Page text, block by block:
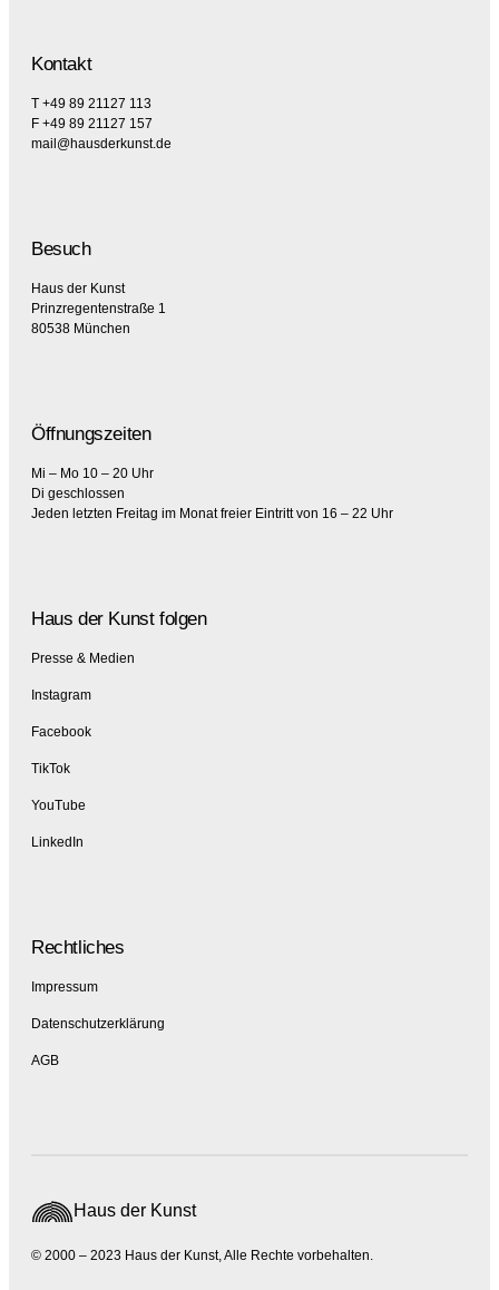
Kontakt
T +49 89 21127 113
F +49 89 21127 157
mail@hausderkunst.de
Besuch
Haus der Kunst
Prinzregentenstraße 1
80538 München
Öffnungszeiten
Mi – Mo 10 – 20 Uhr
Di geschlossen
Jeden letzten Freitag im Monat freier Eintritt von 16 – 22 Uhr
Haus der Kunst folgen
Presse & Medien
Instagram
Facebook
TikTok
YouTube
LinkedIn
Rechtliches
Impressum
Datenschutzerklärung
AGB
© 2000 – 2023 Haus der Kunst, Alle Rechte vorbehalten.
Haus der Kunst